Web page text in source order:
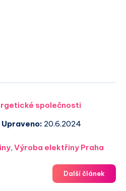
společnosti
20.6.2024
,Výroba elektřiny Praha
Další článek